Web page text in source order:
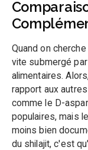
Quand on
vite submergé
alimentaires.
rapport aux
comme le D-
populaires, mais
moins bien
du shilajit, c'est